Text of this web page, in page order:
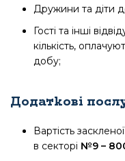
Дружини та діти
Гості та інші
кількість,
добу;
Додаткові
Вартість
в секторі №9 –